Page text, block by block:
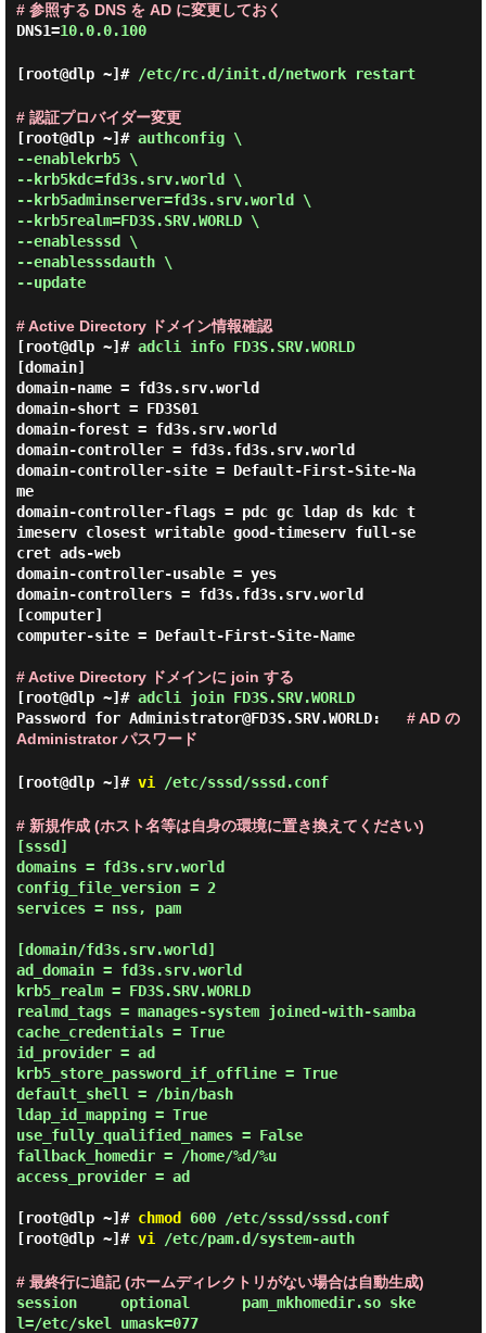
# 参照する DNS を AD に変更しておく
DNS1=10.0.0.100
[root@dlp ~]# /etc/rc.d/init.d/network restart
# 認証プロバイダー変更
[root@dlp ~]# authconfig \
--enablekrb5 \
--krb5kdc=fd3s.srv.world \
--krb5adminserver=fd3s.srv.world \
--krb5realm=FD3S.SRV.WORLD \
--enablesssd \
--enablesssdauth \
--update
# Active Directory ドメイン情報確認
[root@dlp ~]# adcli info FD3S.SRV.WORLD
[domain]
domain-name = fd3s.srv.world
domain-short = FD3S01
domain-forest = fd3s.srv.world
domain-controller = fd3s.fd3s.srv.world
domain-controller-site = Default-First-Site-Na
me
domain-controller-flags = pdc gc ldap ds kdc t
imeserv closest writable good-timeserv full-se
cret ads-web
domain-controller-usable = yes
domain-controllers = fd3s.fd3s.srv.world
[computer]
computer-site = Default-First-Site-Name
# Active Directory ドメインに join する
[root@dlp ~]# adcli join FD3S.SRV.WORLD
Password for Administrator@FD3S.SRV.WORLD: # AD の
Administrator パスワード
[root@dlp ~]# vi /etc/sssd/sssd.conf
# 新規作成 (ホスト名等は自身の環境に置き換えてください)
[sssd]
domains = fd3s.srv.world
config_file_version = 2
services = nss, pam
[domain/fd3s.srv.world]
ad_domain = fd3s.srv.world
krb5_realm = FD3S.SRV.WORLD
realmd_tags = manages-system joined-with-samba
cache_credentials = True
id_provider = ad
krb5_store_password_if_offline = True
default_shell = /bin/bash
ldap_id_mapping = True
use_fully_qualified_names = False
fallback_homedir = /home/%d/%u
access_provider = ad
[root@dlp ~]# chmod 600 /etc/sssd/sssd.conf
[root@dlp ~]# vi /etc/pam.d/system-auth
# 最終行に追記 (ホームディレクトリがない場合は自動生成)
session     optional      pam_mkhomedir.so ske
l=/etc/skel umask=077